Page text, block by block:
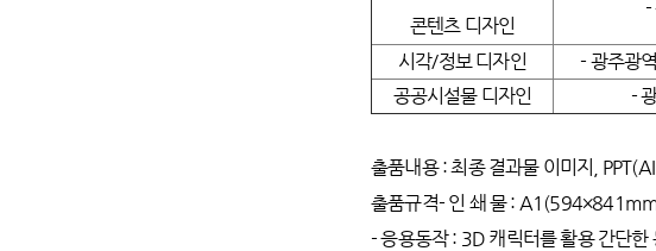
콘텐츠 디자인
-
시각/정보 디자인
- 광주광
공공시설물 디자인
-
출품내용 : 최종 결과물 이미지,
출품규격- 인 쇄 물 :
- 응용동작 : 3D 캐릭터를 활용 간단